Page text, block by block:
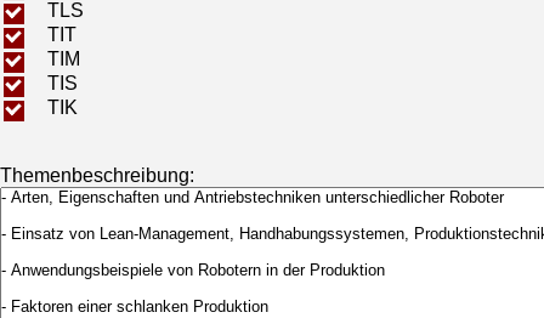
TLS
TIT
TIM
TIS
TIK
Themenbeschreibung: